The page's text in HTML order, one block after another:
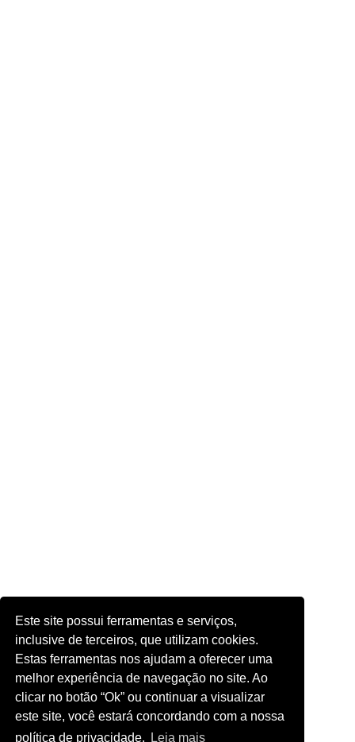
Este site possui ferramentas e serviços,
inclusive de terceiros, que utilizam cookies.
Estas ferramentas nos ajudam a oferecer uma
melhor experiência de navegação no site. Ao
clicar no botão “Ok” ou continuar a visualizar
este site, você estará concordando com a nossa
política de privacidade.
Leia mais